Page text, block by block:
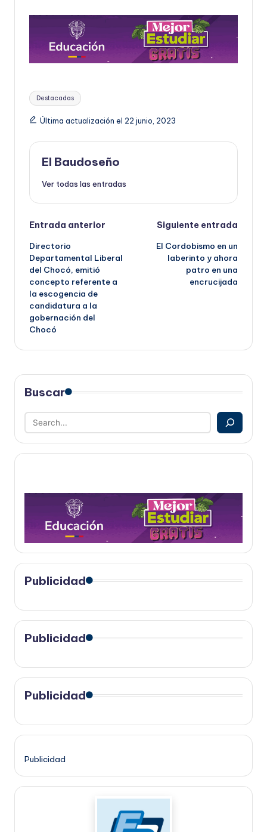
Etiquetas:
Destacadas
Última actualización el 22 junio, 2023
El Baudoseño
Ver todas las entradas
Navegación
de
entradas
Entrada anterior
Directorio
Departamental Liberal
del Chocó, emitió
concepto referente a
la escogencia de
candidatura a la
gobernación del
Chocó
Siguiente entrada
El Cordobismo en un
laberinto y ahora
patro en una
encrucijada
Buscar
Publicidad
Publicidad
Publicidad
Publicidad